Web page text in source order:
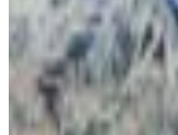
1485